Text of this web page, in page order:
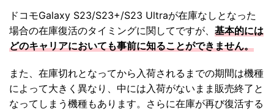
ドコモGalaxy S23/S23+/S23 Ultraが在庫なしとなった
場合の在庫復活のタイミングに関してですが、 基本的には
どのキャリアにおいても事前に知ることができません。
また、在庫切れとなってから入荷されるまでの期間は機種
によって大きく異なり、中には入荷がないまま販売終了と
なってしまう機種もあります。さらに在庫が再び復活する